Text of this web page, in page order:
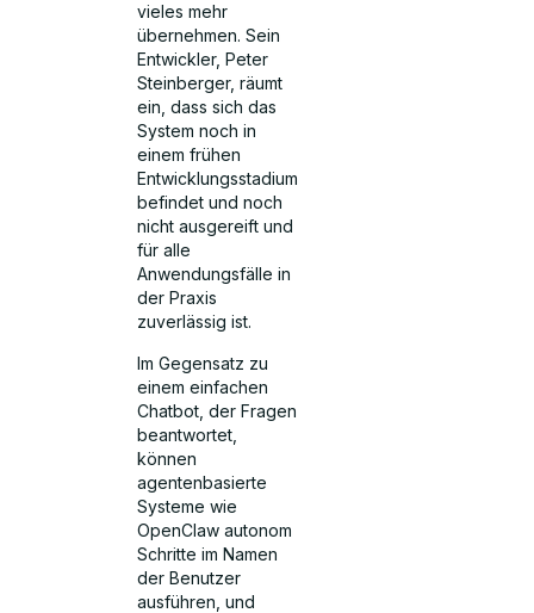
vieles mehr
übernehmen. Sein
Entwickler, Peter
Steinberger, räumt
ein, dass sich das
System noch in
einem frühen
Entwicklungsstadium
befindet und noch
nicht ausgereift und
für alle
Anwendungsfälle in
der Praxis
zuverlässig ist.
Im Gegensatz zu
einem einfachen
Chatbot, der Fragen
beantwortet,
können
agentenbasierte
Systeme wie
OpenClaw autonom
Schritte im Namen
der Benutzer
ausführen, und